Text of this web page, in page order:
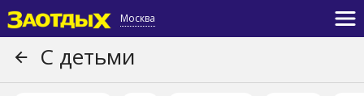
Москва
С детьми